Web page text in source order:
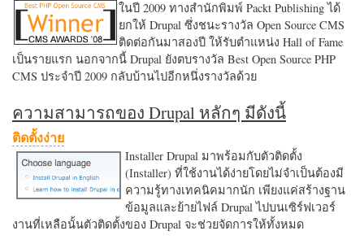
ในปี 2009 ทางสำนักพิมพ์ Packt Publishing ได้
ยกให้ Drupal ซึ่งชนะรางวัล Open Source CMS
ติดต่อกันมาสองปี ให้รับตำแหน่ง Hall of Fame
เป็นรายแรก นอกจากนี้ Drupal ยังตบรางวัล Best Open Source PHP
CMS ประจำปี 2009 กลับบ้านไปอีกหนึ่งรางวัลด้วย
ความสามารถของ Drupal หลักๆ มีดังนี้
ติดตั้งง่าย
Installer Drupal มาพร้อมกับตัวติดตั้ง
(Installer) ที่ใช้งานได้ง่ายโดยไม่จำเป็นต้องมี
ความรู้ทางเทคนิคมากนัก เพียงแค่สร้างฐาน
ข้อมูลและย้ายไฟล์ Drupal ไปบนเซิร์ฟเวอร์
งานที่เหลือนั้นตัวติดตั้งของ Drupal จะช่วยจัดการให้ทั้งหมด